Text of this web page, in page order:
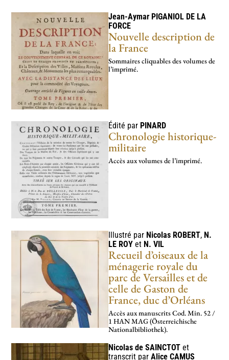
Jean-Aymar PIGANIOL DE LA
FORCE
Nouvelle description de
la France
Sommaires cliquables des volumes de
l’imprimé.
Édité par PINARD
Chronologie historique-
militaire
Accès aux volumes de l’imprimé.
Illustré par Nicolas ROBERT, N.
LE ROY et N.VIL
Recueil d’oiseaux de la
ménagerie royale du
parc de Versailles et de
celle de Gaston de
France, duc d’Orléans
Accès aux manus­crits Cod. Min. 52 /
1 HAN MAG (Österreichische
Nationalbibliothek).
Nicolas deSAINCTOT et
transcrit parAliceCAMUS